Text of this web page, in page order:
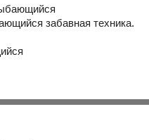
забавная техника.